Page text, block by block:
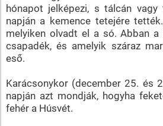
hónapot jelképezi, s tálcán
napján a kemence tetejére
melyiken olvadt el a só. Abban
csapadék, és amelyik száraz
eső.
Karácsonykor (december 25. és
napján azt mondják, hogyha
fehér a Húsvét.